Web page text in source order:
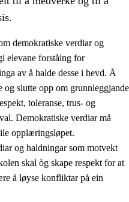
demokratiske verdiar og
elevane forståing for
av å halde desse i hevd. Å
og slutte opp om grunnleggjande
toleranse, trus- og
Demokratiske verdiar må
opplæringsløpet.
og haldningar som motvekt
skal òg skape respekt for at
å løyse konfliktar på ein